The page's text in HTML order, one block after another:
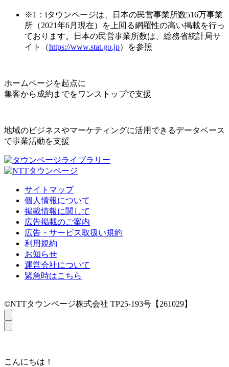
※1：iタウンページは、日本の民営事業所数516万事業
所（2021年6月現在）を上回る網羅性の高い掲載を行っ
ております。日本の民営事業所数は、総務省統計局サ
イト（https://www.stat.go.jp）を参照
ホームページを起点に
集客から成約までをワンストップで支援
地域のビジネスやマーケティングに活用できるデータベース
で事業活動を支援
サイトマップ
個人情報について
掲載情報に関して
広告掲載のご案内
広告・サービス取扱い規約
利用規約
お知らせ
運営会社について
緊急時はこちら
©NTTタウンページ株式会社 TP25-193号【261029】
こんにちは！